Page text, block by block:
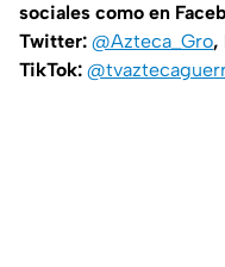
sociales como en
Twitter: @Azteca_Gro,
TikTok: